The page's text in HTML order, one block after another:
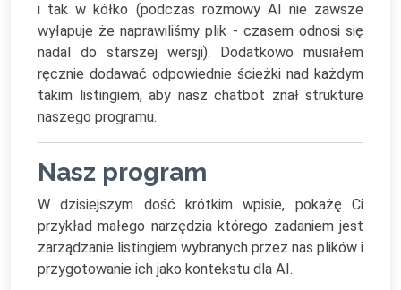
i tak w kółko (podczas rozmowy AI nie zawsze
wyłapuje że naprawiliśmy plik - czasem odnosi się
nadal do starszej wersji). Dodatkowo musiałem
ręcznie dodawać odpowiednie ścieżki nad każdym
takim listingiem, aby nasz chatbot znał strukture
naszego programu.
Nasz program
W dzisiejszym dość krótkim wpisie, pokażę Ci
przykład małego narzędzia którego zadaniem jest
zarządzanie listingiem wybranych przez nas plików i
przygotowanie ich jako kontekstu dla AI.